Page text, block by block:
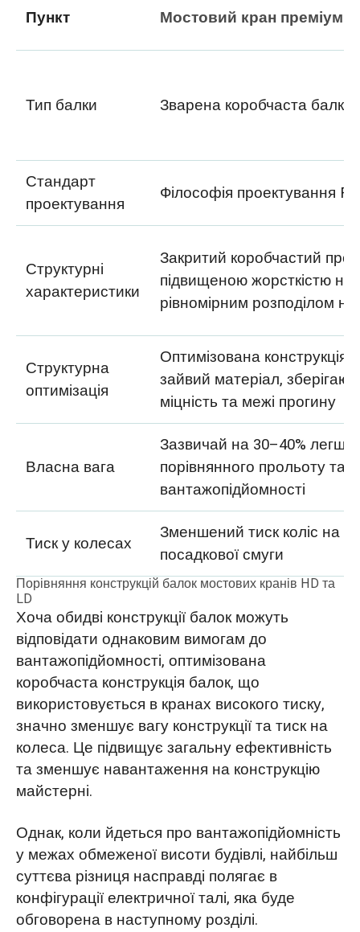
Пункт Мостовий кран преміум-
Тип балки Зварена коробчаста
Стандарт
проектування
Філософія проектування
Структурні
характеристики
Закритий коробчастий
підвищеною жорсткістю на
рівномірним розподілом
Структурна
оптимізація
Оптимізована конструкція
зайвий матеріал,
міцність та межі прогину
Власна вага
Зазвичай на 30–40% легше
порівнянного прольоту та
вантажопідйомності
Тиск у колесах
Зменшений тиск коліс на
посадкової смуги
Порівняння конструкцій балок мостових кранів HD та
LD
Хоча обидві конструкції балок можуть
відповідати однаковим вимогам до
вантажопідйомності, оптимізована
коробчаста конструкція балок, що
використовується в кранах високого тиску,
значно зменшує вагу конструкції та тиск на
колеса. Це підвищує загальну ефективність
та зменшує навантаження на конструкцію
майстерні.
Однак, коли йдеться про вантажопідйомність
у межах обмеженої висоти будівлі, найбільш
суттєва різниця насправді полягає в
конфігурації електричної талі, яка буде
обговорена в наступному розділі.